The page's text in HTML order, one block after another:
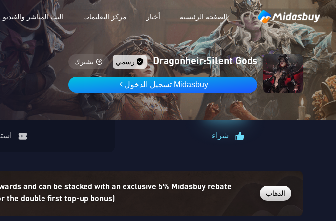
الصفحة الرئيسية أخبار مركز التعليمات البث المباشر والفيديو
Dragonheir:Silent Gods رسمي يشترك
Midasbuy تسجيل الدخول
شراء
and can be stacked with an exclusive 5% Midasbuy rebate
the double first top-up bonus)
الذهاب